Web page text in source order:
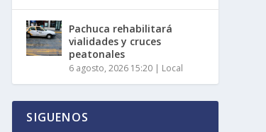
Pachuca rehabilitará
vialidades y cruces
peatonales
6 agosto, 2026 15:20 | Local
SIGUENOS